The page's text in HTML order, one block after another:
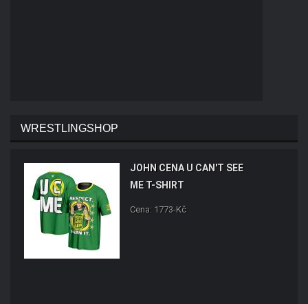
WRESTLINGSHOP
JOHN CENA U CAN'T SEE
ME T-SHIRT
Cena: 1773-Kč